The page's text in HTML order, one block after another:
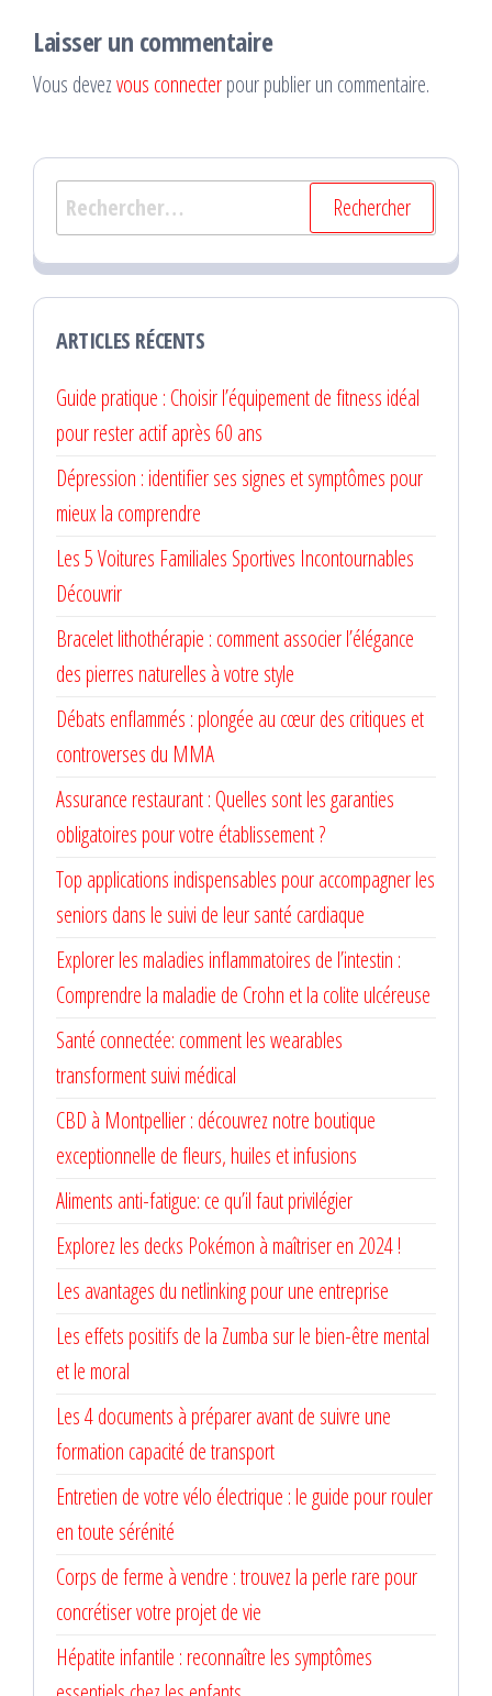
Laisser un commentaire
Vous devezvous connecterpour publier un commentaire.
Rechercher :
ARTICLES RÉCENTS
Guide pratique : Choisir l’équipement de fitness idéal
pour rester actif après 60 ans
Dépression : identifier ses signes et symptômes pour
mieux la comprendre
Les 5 Voitures Familiales Sportives Incontournables
Découvrir
Bracelet lithothérapie : comment associer l’élégance
des pierres naturelles à votre style
Débats enflammés : plongée au cœur des critiques et
controverses du MMA
Assurance restaurant : Quelles sont les garanties
obligatoires pour votre établissement ?
Top applications indispensables pour accompagner les
seniors dans le suivi de leur santé cardiaque
Explorer les maladies inflammatoires de l’intestin :
Comprendre la maladie de Crohn et la colite ulcéreuse
Santé connectée: comment les wearables
transforment suivi médical
CBD à Montpellier : découvrez notre boutique
exceptionnelle de fleurs, huiles et infusions
Aliments anti-fatigue: ce qu’il faut privilégier
Explorez les decks Pokémon à maîtriser en 2024 !
Les avantages du netlinking pour une entreprise
Les effets positifs de la Zumba sur le bien-être mental
et le moral
Les 4 documents à préparer avant de suivre une
formation capacité de transport
Entretien de votre vélo électrique : le guide pour rouler
en toute sérénité
Corps de ferme à vendre : trouvez la perle rare pour
concrétiser votre projet de vie
Hépatite infantile : reconnaître les symptômes